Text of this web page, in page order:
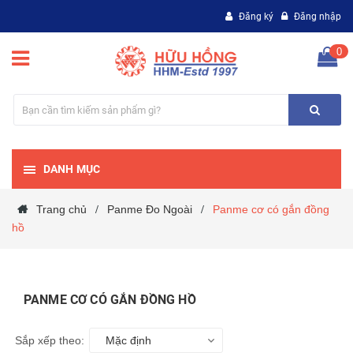
Đăng ký Đăng nhập
0
DANH MỤC
Trang chủ / Panme Đo Ngoài /
Panme cơ có gắn đồng
hồ
PANME CƠ CÓ GẮN ĐỒNG HỒ
Sắp xếp theo: Mặc định